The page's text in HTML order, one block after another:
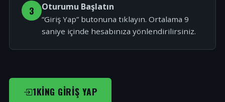
3 Oturumu Başlatın
“Giriş Yap” butonuna tıklayın. Ortalama 9
saniye içinde hesabınıza yönlendirilirsiniz.
1KING GIRIŞ YAP